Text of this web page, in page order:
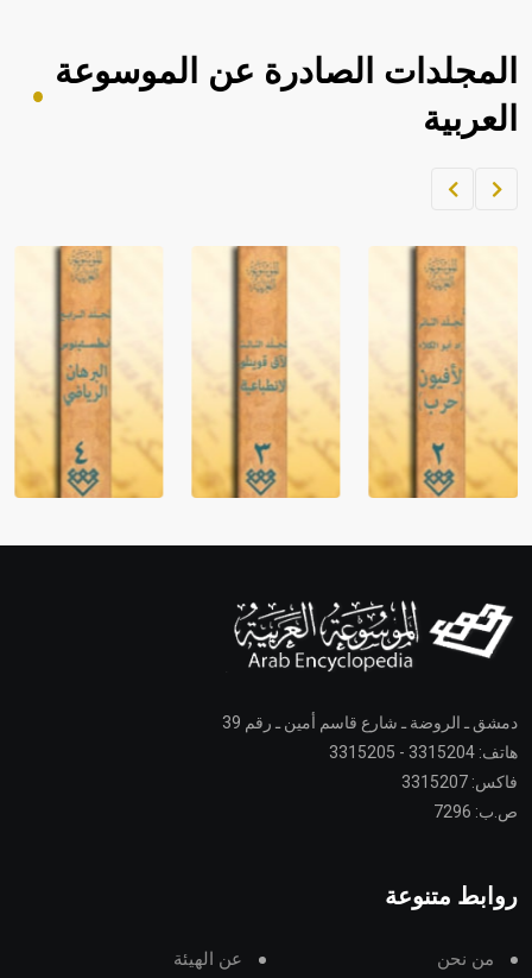
المجلدات الصادرة عن الموسوعة
العربية
دمشق ـ الروضة ـ شارع قاسم أمين ـ رقم 39
هاتف: 3315204 - 3315205
فاكس: 3315207
ص.ب: 7296
روابط متنوعة
من نحن عن الهيئة